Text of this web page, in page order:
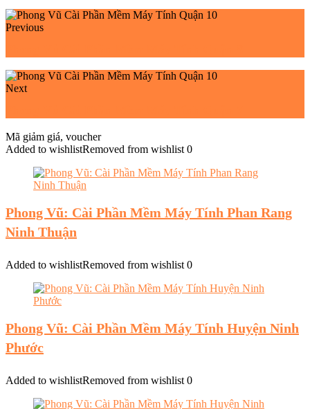
Previous
Next
Mã giảm giá, voucher
Added to wishlistRemoved from wishlist 0
Phong Vũ: Cài Phần Mềm Máy Tính Phan Rang
Ninh Thuận
Added to wishlistRemoved from wishlist 0
Phong Vũ: Cài Phần Mềm Máy Tính Huyện Ninh
Phước
Added to wishlistRemoved from wishlist 0